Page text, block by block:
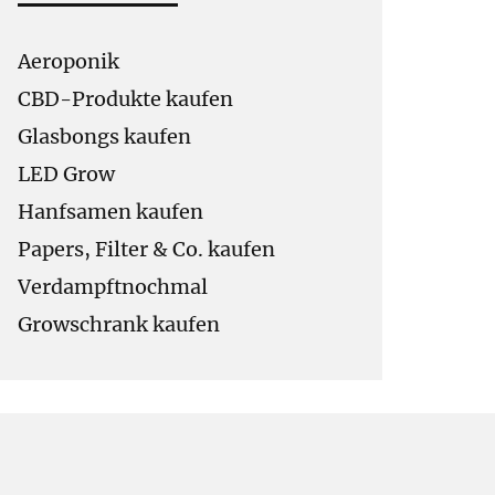
Aeroponik
CBD-Produkte kaufen
Glasbongs kaufen
LED Grow
Hanfsamen kaufen
Papers, Filter & Co. kaufen
Verdampftnochmal
Growschrank kaufen